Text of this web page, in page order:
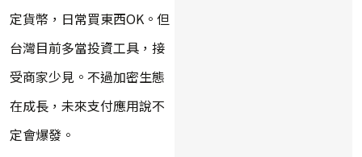
定貨幣，日常買東西OK。但
台灣目前多當投資工具，接
受商家少見。不過加密生態
在成長，未來支付應用說不
定會爆發。